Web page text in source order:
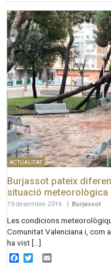
ACTUALITAT
Burjassot pateix
situació meteorològica
19 desembre 2016 | Burjassot
Les condicions
Comunitat Valenciana i, com
ha vist […]
Facebook
Twitter